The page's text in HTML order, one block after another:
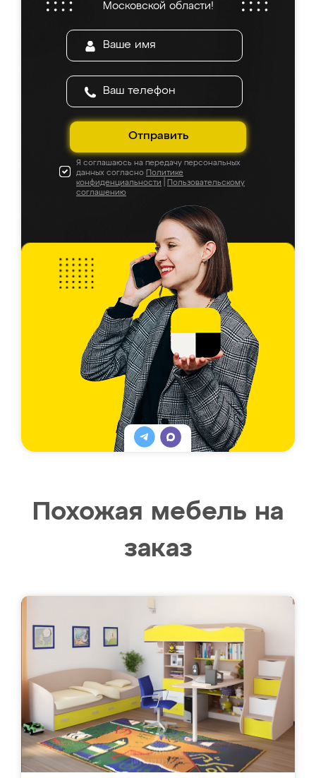
Московской области!
Отправить
Я соглашаюсь на передачу персональных
данных согласно Политике
конфиденциальности
Пользовательскому
соглашению
Похожая мебель на
заказ